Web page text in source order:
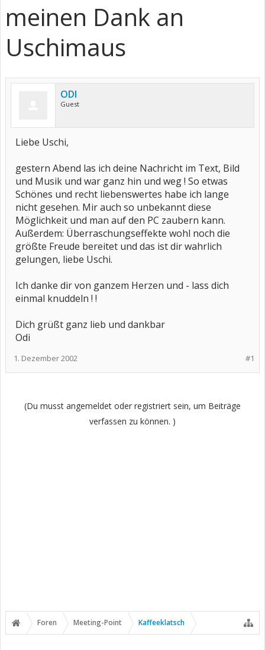
meinen Dank an
Uschimaus
ODI
Guest
Liebe Uschi,
gestern Abend las ich deine Nachricht im Text, Bild
und Musik und war ganz hin und weg ! So etwas
Schönes und recht liebenswertes habe ich lange
nicht gesehen. Mir auch so unbekannt diese
Möglichkeit und man auf den PC zaubern kann.
Außerdem: Überraschungseffekte wohl noch die
größte Freude bereitet und das ist dir wahrlich
gelungen, liebe Uschi.
Ich danke dir von ganzem Herzen und - lass dich
einmal knuddeln ! !
Dich grüßt ganz lieb und dankbar
Odi
#1
1. Dezember 2002
(Du musst angemeldet oder registriert sein, um Beiträge
verfassen zu können. )
Foren Meeting-Point Kaffeeklatsch